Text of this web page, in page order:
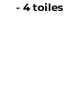
- 4 toiles